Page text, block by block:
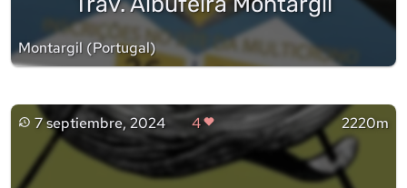
Montargil (Portugal)
7 septiembre, 2024 4 2220m